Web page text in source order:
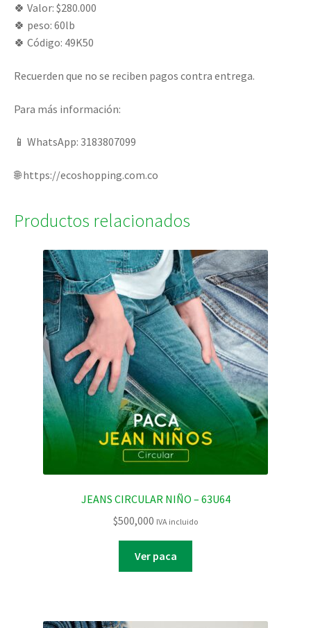
🍀 Valor: $280.000
🍀 peso: 60lb
🍀 Código: 49K50
Recuerden que no se reciben pagos contra entrega.
Para más información:
📱 WhatsApp: 3183807099
🌐 https://ecoshopping.com.co
Productos relacionados
JEANS CIRCULAR NIÑO – 63U64
$500,000 IVA incluido
Ver paca